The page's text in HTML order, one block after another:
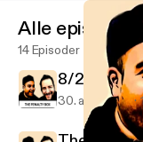
Alle episoder
14 Episoder
8/29 -
30. aug. 2018